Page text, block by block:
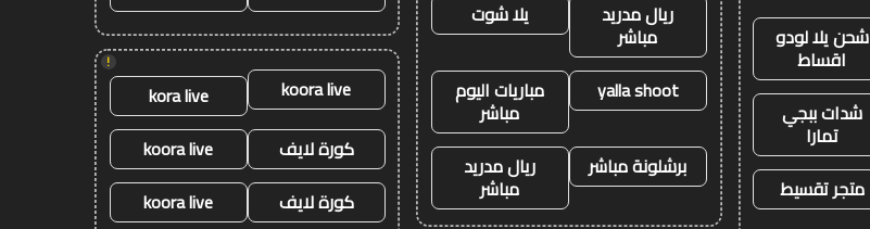
شحن يلا لودو
اقساط
شدات ببجي
تمارا
متجر تقسيط
ريال مدريد
مباشر
يلا شوت
yalla shoot مباريات اليوم
مباشر
برشلونة مباشر
ريال مدريد
مباشر
!
koora live
kora live
كورة لايف
koora live
كورة لايف
koora live